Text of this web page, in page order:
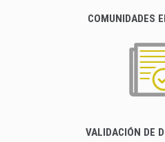
COMUNIDADES
VALIDACIÓN DE